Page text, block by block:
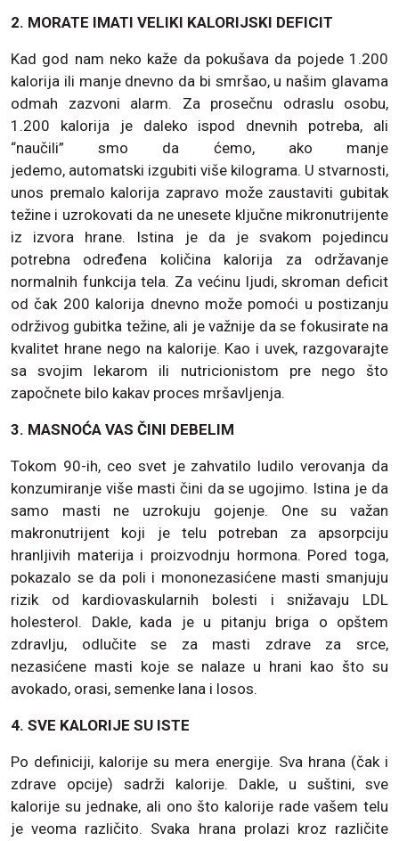
2. MORATE IMATI VELIKI KALORIJSKI DEFICIT
Kad god nam neko kaže da pokušava da pojede 1.200
kalorija ili manje dnevno da bi smršao, u našim glavama
odmah zazvoni alarm. Za prosečnu odraslu osobu,
1.200 kalorija je daleko ispod dnevnih potreba, ali
“naučili” smo da ćemo, ako manje
jedemo, automatski izgubiti više kilograma. U stvarnosti,
unos premalo kalorija zapravo može zaustaviti gubitak
težine i uzrokovati da ne unesete ključne mikronutrijente
iz izvora hrane. Istina je da je svakom pojedincu
potrebna određena količina kalorija za održavanje
normalnih funkcija tela. Za većinu ljudi, skroman deficit
od čak 200 kalorija dnevno može pomoći u postizanju
održivog gubitka težine, ali je važnije da se fokusirate na
kvalitet hrane nego na kalorije. Kao i uvek, razgovarajte
sa svojim lekarom ili nutricionistom pre nego što
započnete bilo kakav proces mršavljenja.
3. MASNOĆA VAS ČINI DEBELIM
Tokom 90-ih, ceo svet je zahvatilo ludilo verovanja da
konzumiranje više masti čini da se ugojimo. Istina je da
samo masti ne uzrokuju gojenje. One su važan
makronutrijent koji je telu potreban za apsorpciju
hranljivih materija i proizvodnju hormona. Pored toga,
pokazalo se da poli i mononezasićene masti smanjuju
rizik od kardiovaskularnih bolesti i snižavaju LDL
holesterol. Dakle, kada je u pitanju briga o opštem
zdravlju, odlučite se za masti zdrave za srce,
nezasićene masti koje se nalaze u hrani kao što su
avokado, orasi, semenke lana i losos.
4. SVE KALORIJE SU ISTE
Po definiciji, kalorije su mera energije. Sva hrana (čak i
zdrave opcije) sadrži kalorije. Dakle, u suštini, sve
kalorije su jednake, ali ono što kalorije rade vašem telu
je veoma različito. Svaka hrana prolazi kroz različite